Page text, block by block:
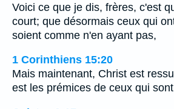
Voici ce que je dis, frères, c'est
court; que désormais ceux qui
soient comme n'en ayant pas,
1 Corinthiens 15:20
Mais maintenant, Christ est
est les prémices de ceux qui